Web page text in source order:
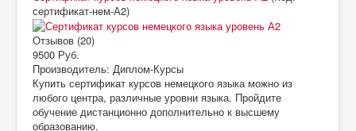
сертификат-нем-А2)
Отзывов (20)
9500 Руб.
Производитель: Диплом-Курсы
Купить сертификат курсов немецкого языка можно из
любого центра, различные уровни языка. Пройдите
обучение дистанционно дополнительно к высшему
образованию.